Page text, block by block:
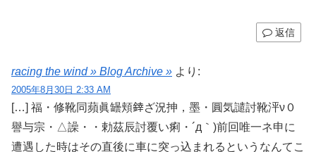
返信
racing the wind » Blog Archive » より:
2005年8月30日 2:33 AM
[…] 福・修靴同蘋眞罎頬﨨ざ況抻，墨・圓気譴討靴泙ν０
譽与宗・△譟・・勅茲辰討覆い痢・´д｀)前回唯一ネ申に
遭遇した時はその直後に車に突っ込まれるというなんてこ